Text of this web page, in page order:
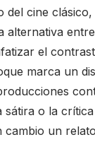
del cine
alternativa
el
marca un
sátira o la
cambio un